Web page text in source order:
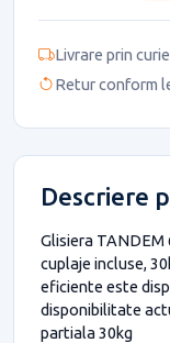
Livrare prin
Retur conform
Descriere
Glisiera
cuplaje incluse,
eficiente este
disponibilitate
partiala 30kg